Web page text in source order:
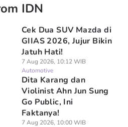
IDN
Cek Dua SUV Mazda di
GIIAS 2026, Jujur Bikin
Jatuh Hati!
7 Aug 2026, 10:12 WIB
Automotive
Dita Karang dan
Violinist Ahn Jun Sung
Go Public, Ini
Faktanya!
7 Aug 2026, 10:00 WIB